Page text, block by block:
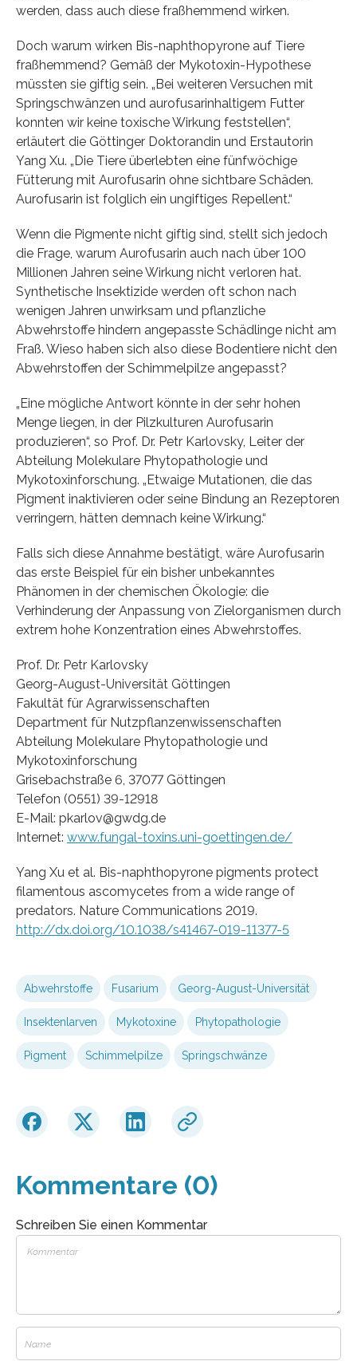
werden, dass auch diese fraßhemmend wirken.
Doch warum wirken Bis-naphthopyrone auf Tiere
fraßhemmend? Gemäß der Mykotoxin-Hypothese
müssten sie giftig sein. „Bei weiteren Versuchen mit
Springschwänzen und aurofusarinhaltigem Futter
konnten wir keine toxische Wirkung feststellen“,
erläutert die Göttinger Doktorandin und Erstautorin
Yang Xu. „Die Tiere überlebten eine fünfwöchige
Fütterung mit Aurofusarin ohne sichtbare Schäden.
Aurofusarin ist folglich ein ungiftiges Repellent.“
Wenn die Pigmente nicht giftig sind, stellt sich jedoch
die Frage, warum Aurofusarin auch nach über 100
Millionen Jahren seine Wirkung nicht verloren hat.
Synthetische Insektizide werden oft schon nach
wenigen Jahren unwirksam und pflanzliche
Abwehrstoffe hindern angepasste Schädlinge nicht am
Fraß. Wieso haben sich also diese Bodentiere nicht den
Abwehrstoffen der Schimmelpilze angepasst?
„Eine mögliche Antwort könnte in der sehr hohen
Menge liegen, in der Pilzkulturen Aurofusarin
produzieren“, so Prof. Dr. Petr Karlovsky, Leiter der
Abteilung Molekulare Phytopathologie und
Mykotoxinforschung. „Etwaige Mutationen, die das
Pigment inaktivieren oder seine Bindung an Rezeptoren
verringern, hätten demnach keine Wirkung.“
Falls sich diese Annahme bestätigt, wäre Aurofusarin
das erste Beispiel für ein bisher unbekanntes
Phänomen in der chemischen Ökologie: die
Verhinderung der Anpassung von Zielorganismen durch
extrem hohe Konzentration eines Abwehrstoffes.
Prof. Dr. Petr Karlovsky
Georg-August-Universität Göttingen
Fakultät für Agrarwissenschaften
Department für Nutzpflanzenwissenschaften
Abteilung Molekulare Phytopathologie und
Mykotoxinforschung
Grisebachstraße 6, 37077 Göttingen
Telefon (0551) 39-12918
E-Mail: pkarlov@gwdg.de
Internet: www.fungal-toxins.uni-goettingen.de/
Yang Xu et al. Bis-naphthopyrone pigments protect
filamentous ascomycetes from a wide range of
predators. Nature Communications 2019.
http://dx.doi.org/10.1038/s41467-019-11377-5
Abwehrstoffe Fusarium Georg-August-Universität
Insektenlarven Mykotoxine Phytopathologie
Pigment Schimmelpilze Springschwänze
Kommentare (0)
Schreiben Sie einen Kommentar